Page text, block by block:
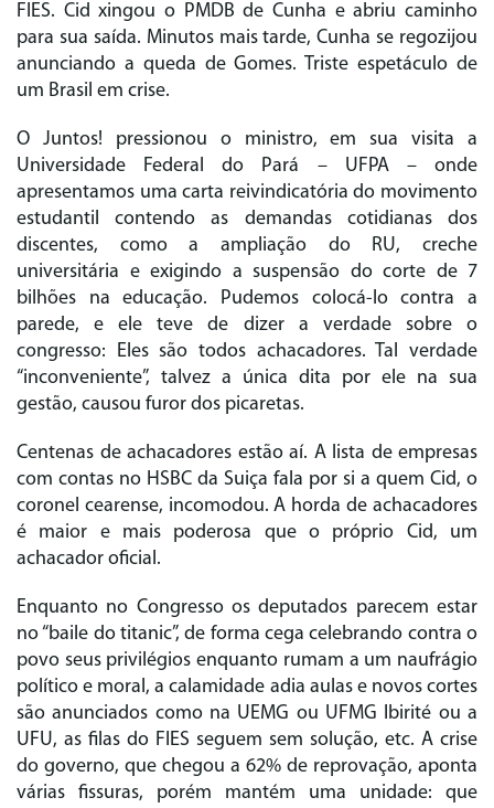
FIES. Cid xingou o PMDB de Cunha e abriu caminho
para sua saída. Minutos mais tarde, Cunha se regozijou
anunciando a queda de Gomes. Triste espetáculo de
um Brasil em crise.
O Juntos! pressionou o ministro, em sua visita a
Universidade Federal do Pará – UFPA – onde
apresentamos uma carta reivindicatória do movimento
estudantil contendo as demandas cotidianas dos
discentes, como a ampliação do RU, creche
universitária e exigindo a suspensão do corte de 7
bilhões na educação. Pudemos colocá-lo contra a
parede, e ele teve de dizer a verdade sobre o
congresso: Eles são todos achacadores. Tal verdade
“inconveniente”, talvez a única dita por ele na sua
gestão, causou furor dos picaretas.
Centenas de achacadores estão aí. A lista de empresas
com contas no HSBC da Suiça fala por si a quem Cid, o
coronel cearense, incomodou. A horda de achacadores
é maior e mais poderosa que o próprio Cid, um
achacador oficial.
Enquanto no Congresso os deputados parecem estar
no “baile do titanic”, de forma cega celebrando contra o
povo seus privilégios enquanto rumam a um naufrágio
político e moral, a calamidade adia aulas e novos cortes
são anunciados como na UEMG ou UFMG Ibirité ou a
UFU, as filas do FIES seguem sem solução, etc. A crise
do governo, que chegou a 62% de reprovação, aponta
várias fissuras, porém mantém uma unidade: que